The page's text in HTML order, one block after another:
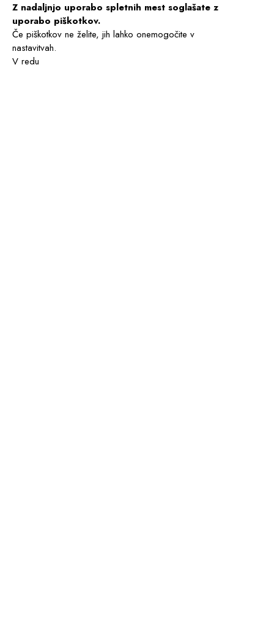
Z nadaljnjo uporabo spletnih mest soglašate z
uporabo piškotkov.
Če piškotkov ne želite, jih lahko onemogočite v
nastavitvah.
V redu